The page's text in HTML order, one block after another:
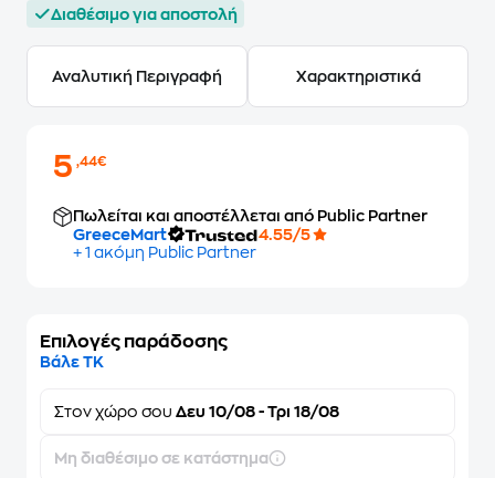
Διαθέσιμο για αποστολή
Αναλυτική Περιγραφή Χαρακτηριστικά
5,44€
Πωλείται και αποστέλλεται από Public Partner
GreeceMart
4.55/5
+ 1 ακόμη Public Partner
Επιλογές παράδοσης
Βάλε ΤΚ
Στον χώρο σου Δευ 10/08 - Τρι 18/08
Μη διαθέσιμο σε κατάστημα